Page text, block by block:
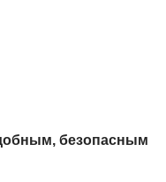
безопасным